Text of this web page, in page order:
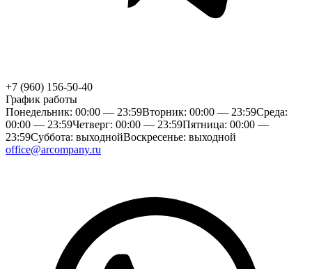
+7 (960) 156-50-40
График работы
Понедельник: 00:00 — 23:59Вторник: 00:00 — 23:59Среда:
00:00 — 23:59Четверг: 00:00 — 23:59Пятница: 00:00 —
23:59Суббота: выходнойВоскресенье: выходной
office@arcompany.ru